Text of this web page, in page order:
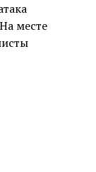
месте